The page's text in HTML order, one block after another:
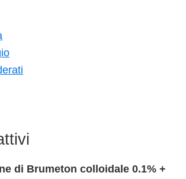
di Brumeton colloidale 0.1% +